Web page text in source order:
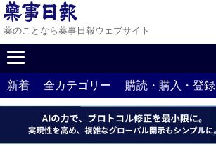
薬のことなら薬事日報ウェブサイト
新着 全カテゴリー 購読・購入・登録